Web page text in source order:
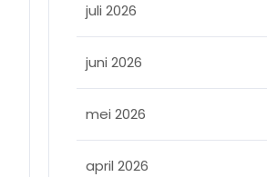
juli 2026
juni 2026
mei 2026
april 2026